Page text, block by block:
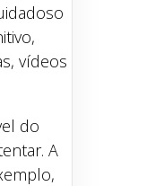
vídeos
do
A